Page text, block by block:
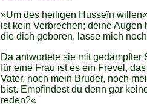
»Um des heiligen Husseïn
ist kein Verbrechen; deine Augen
die dich geboren, lasse mich
Da antwortete sie mit
für eine Frau ist es ein Frevel,
Vater, noch mein Bruder, noch
bist. Empfindest du denn gar
reden?«